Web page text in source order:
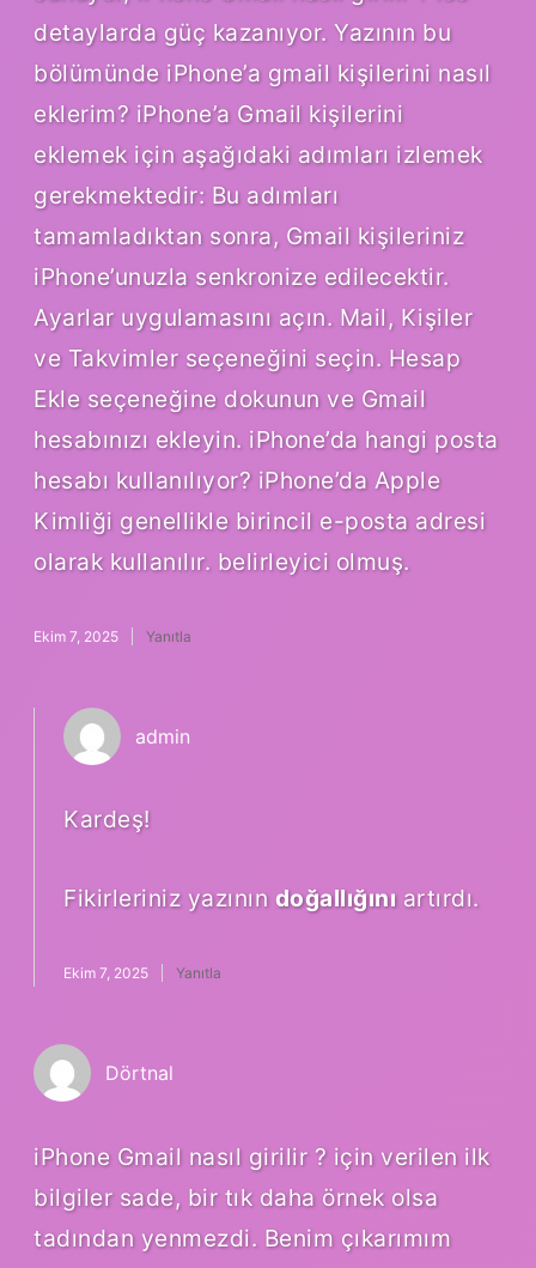
detaylarda güç kazanıyor. Yazının bu
bölümünde iPhone’a gmail kişilerini nasıl
eklerim? iPhone’a Gmail kişilerini
eklemek için aşağıdaki adımları izlemek
gerekmektedir: Bu adımları
tamamladıktan sonra, Gmail kişileriniz
iPhone’unuzla senkronize edilecektir.
Ayarlar uygulamasını açın. Mail, Kişiler
ve Takvimler seçeneğini seçin. Hesap
Ekle seçeneğine dokunun ve Gmail
hesabınızı ekleyin. iPhone’da hangi posta
hesabı kullanılıyor? iPhone’da Apple
Kimliği genellikle birincil e-posta adresi
olarak kullanılır. belirleyici olmuş.
Ekim 7, 2025 Yanıtla
admin
Kardeş!
Fikirleriniz yazının doğallığınıartırdı.
Ekim 7, 2025 Yanıtla
Dörtnal
iPhone Gmail nasıl girilir ? için verilen ilk
bilgiler sade, bir tık daha örnek olsa
tadından yenmezdi. Benim çıkarımım